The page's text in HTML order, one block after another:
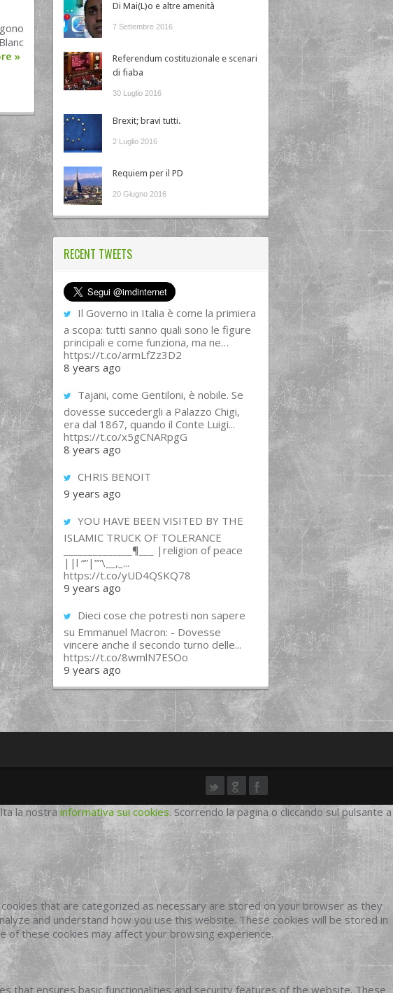
»
Di Mai(L)o e altre amenità
7 Settembre 2016
Referendum costituzionale e scenari
di fiaba
30 Luglio 2016
Brexit; bravi tutti.
2 Luglio 2016
Requiem per il PD
20 Giugno 2016
RECENT TWEETS
Il Governo in Italia è come la primiera
a scopa: tutti sanno quali sono le figure
principali e come funziona, ma ne…
https://t.co/armLfZz3D2
8 years ago
Tajani, come Gentiloni, è nobile. Se
dovesse succedergli a Palazzo Chigi,
era dal 1867, quando il Conte Luigi...
https://t.co/x5gCNARpgG
8 years ago
CHRIS BENOIT
9 years ago
YOU HAVE BEEN VISITED BY THE
ISLAMIC TRUCK OF TOLERANCE
______________¶___ |religion of peace
||l “”|””\__,_...
https://t.co/yUD4QSKQ78
9 years ago
Dieci cose che potresti non sapere
su Emmanuel Macron: - Dovesse
vincere anche il secondo turno delle...
https://t.co/8wmlN7ESOo
9 years ago
la nostra informativa sui cookies. Scorrendo la pagina o cliccando sul pulsante a
that are categorized as necessary are stored on your browser as they
and understand how you use this website. These cookies will be stored in
these cookies may affect your browsing experience.
that ensures basic functionalities and security features of the website. These